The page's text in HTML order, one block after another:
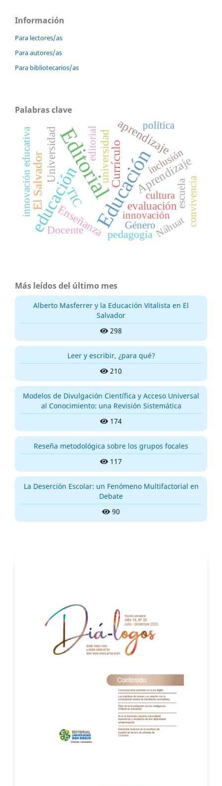
Información
Para lectores/as
Para autores/as
Para bibliotecarios/as
Palabras clave
EditorialEducación
educación
TIC
Aprendizaje
El Salvador Currículo
aprendizaje
Enseñanza
universidad
evaluación
Universidad
pedagogía
Docente
escuela
innovación educativa editorial inclusión
innovación
Género
convivencia
Náhuat
política
cultura
Más leídos del último mes
Alberto Masferrer y la Educación Vitalista en El
Salvador
298
Leer y escribir, ¿para qué?
210
Modelos de Divulgación Científica y Acceso Universal
al Conocimiento: una Revisión Sistemática
174
Reseña metodológica sobre los grupos focales
117
La Deserción Escolar: un Fenómeno Multifactorial en
Debate
90